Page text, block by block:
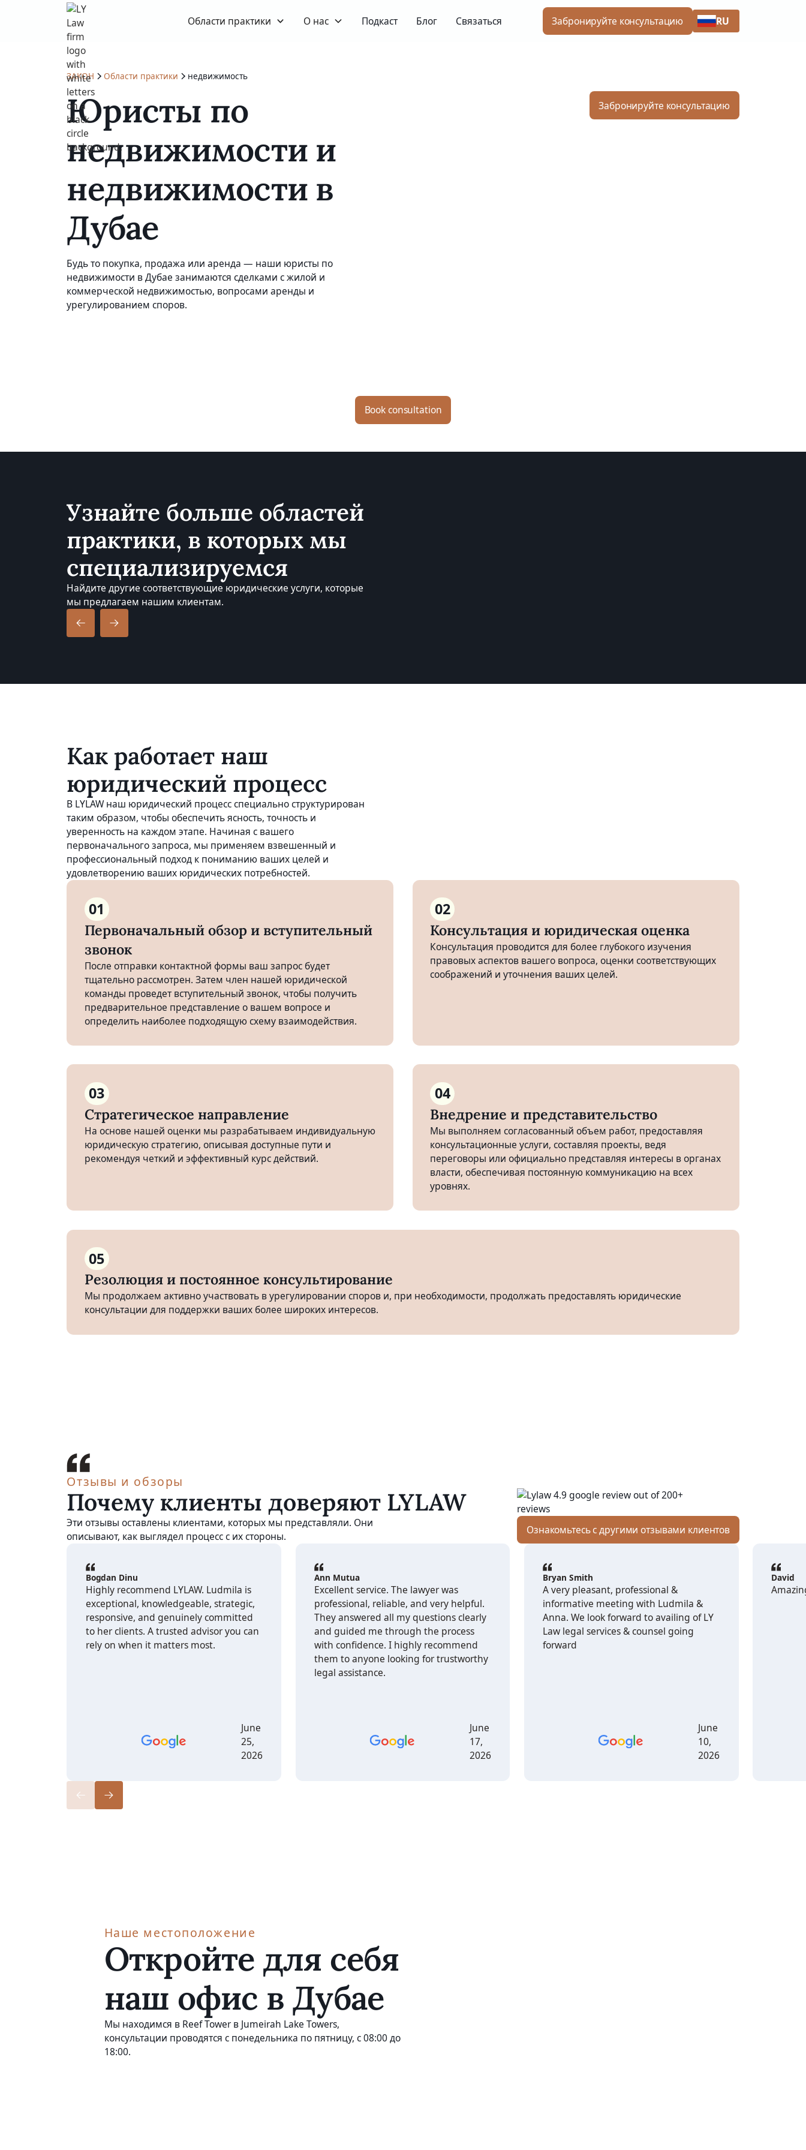
Области практики О нас Подкаст Блог Связаться Забронируйте консультацию RU
ЗАКОН Области практики недвижимость
Юристы по
недвижимости и
недвижимости в
Дубае
Будь то покупка, продажа или аренда — наши юристы по
недвижимости в Дубае занимаются сделками с жилой и
коммерческой недвижимостью, вопросами аренды и
урегулированием споров.
Забронируйте консультацию
Book consultation
Узнайте больше областей
практики, в которых мы
специализируемся
Найдите другие соответствующие юридические услуги, которые
мы предлагаем нашим клиентам.
Как работает наш
юридический процесс
В LYLAW наш юридический процесс специально структурирован
таким образом, чтобы обеспечить ясность, точность и
уверенность на каждом этапе. Начиная с вашего
первоначального запроса, мы применяем взвешенный и
профессиональный подход к пониманию ваших целей и
удовлетворению ваших юридических потребностей.
01
Первоначальный обзор и вступительный
звонок
После отправки контактной формы ваш запрос будет
тщательно рассмотрен. Затем член нашей юридической
команды проведет вступительный звонок, чтобы получить
предварительное представление о вашем вопросе и
определить наиболее подходящую схему взаимодействия.
02
Консультация и юридическая оценка
Консультация проводится для более глубокого изучения
правовых аспектов вашего вопроса, оценки соответствующих
соображений и уточнения ваших целей.
03
Стратегическое направление
На основе нашей оценки мы разрабатываем индивидуальную
юридическую стратегию, описывая доступные пути и
рекомендуя четкий и эффективный курс действий.
04
Внедрение и представительство
Мы выполняем согласованный объем работ, предоставляя
консультационные услуги, составляя проекты, ведя
переговоры или официально представляя интересы в органах
власти, обеспечивая постоянную коммуникацию на всех
уровнях.
05
Резолюция и постоянное консультирование
Мы продолжаем активно участвовать в урегулировании споров и, при необходимости, продолжать предоставлять юридические
консультации для поддержки ваших более широких интересов.
Отзывы и обзоры
Почему клиенты доверяют LYLAW
Эти отзывы оставлены клиентами, которых мы представляли. Они
описывают, как выглядел процесс с их стороны.
Ознакомьтесь с другими отзывами клиентов
Bogdan Dinu
Highly recommend LYLAW. Ludmila is
exceptional, knowledgeable, strategic,
responsive, and genuinely committed
to her clients. A trusted advisor you can
rely on when it matters most.
June
25,
2026
Ann Mutua
Excellent service. The lawyer was
professional, reliable, and very helpful.
They answered all my questions clearly
and guided me through the process
with confidence. I highly recommend
them to anyone looking for trustworthy
legal assistance.
June
17,
2026
Bryan Smith
A very pleasant, professional &
informative meeting with Ludmila &
Anna. We look forward to availing of LY
Law legal services & counsel going
forward
June
10,
2026
David
Наше местоположение
Откройте для себя
наш офис в Дубае
Мы находимся в Reef Tower в Jumeirah Lake Towers,
консультации проводятся с понедельника по пятницу, с 08:00 до
18:00.